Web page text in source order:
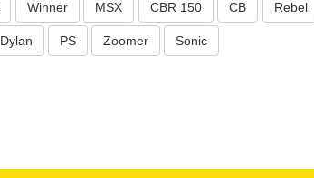
Winner MSX CBR 150 CB Rebel
Dylan PS Zoomer Sonic